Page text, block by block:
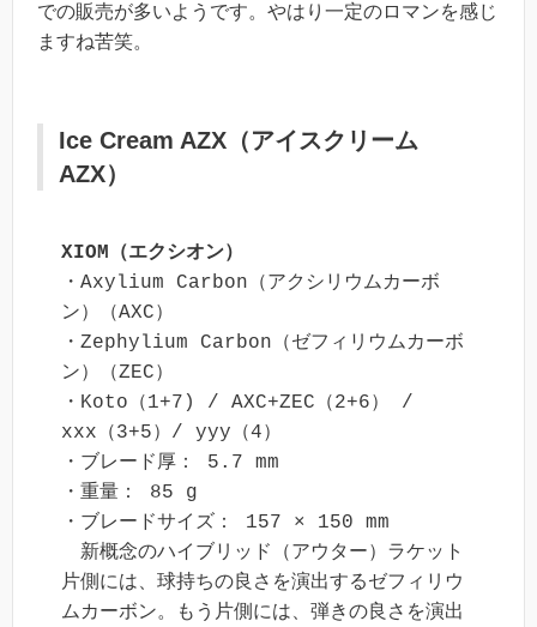
での販売が多いようです。やはり一定のロマンを感じ
ますね苦笑。
Ice Cream AZX（アイスクリーム
AZX）
XIOM（エクシオン）
・Axylium Carbon（アクシリウムカーボ
ン）（AXC）
・Zephylium Carbon（ゼフィリウムカーボ
ン）（ZEC）
・Koto（1+7) / AXC+ZEC（2+6） /
xxx（3+5）/ yyy（4）
・ブレード厚： 5.7 mm
・重量： 85 g
・ブレードサイズ： 157 × 150 mm
新概念のハイブリッド（アウター）ラケット
片側には、球持ちの良さを演出するゼフィリウ
ムカーボン。もう片側には、弾きの良さを演出